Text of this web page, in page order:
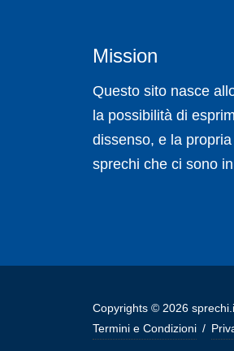
Mission
Questo sito nasce
la possibilità di
dissenso, e la
sprechi che ci sono
Copyrights © 2026
Termini e Condizioni /